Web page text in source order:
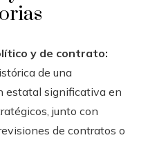
y de contrato:
de una
estatal significativa en
junto con
de contratos o